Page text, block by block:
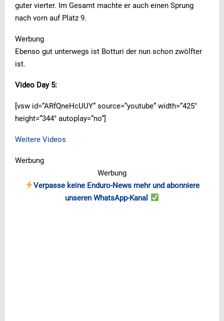
guter vierter. Im Gesamt machte er auch einen Sprung
nach vorn auf Platz 9.
Werbung
Ebenso gut unterwegs ist Botturi der nun schon zwölfter
ist.
Video Day 5:
[vsw id=“ARfQneHcUUY“ source=“youtube“ width=“425″
height=“344″ autoplay=“no“]
Weitere Videos
Werbung
Werbung
Verpasse keine Enduro-News mehr und abonniere
unseren WhatsApp-Kanal